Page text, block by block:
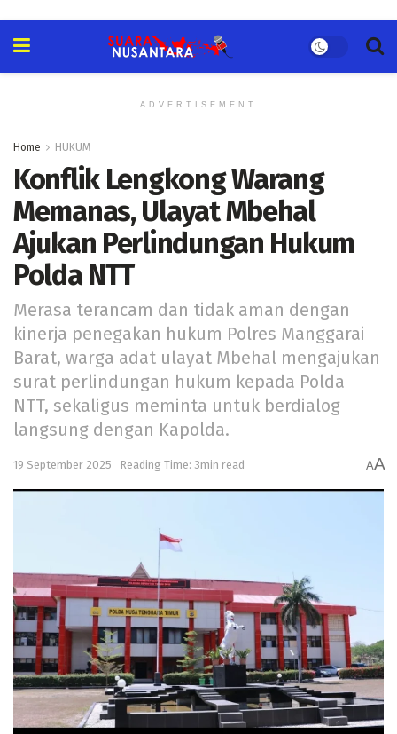
ADVERTISEMENT
Home HUKUM
Konflik Lengkong Warang
Memanas, Ulayat Mbehal
Ajukan Perlindungan Hukum
Polda NTT
Merasa terancam dan tidak aman dengan
kinerja penegakan hukum Polres Manggarai
Barat, warga adat ulayat Mbehal mengajukan
surat perlindungan hukum kepada Polda
NTT, sekaligus meminta untuk berdialog
langsung dengan Kapolda.
19 September 2025 Reading Time: 3min read AA